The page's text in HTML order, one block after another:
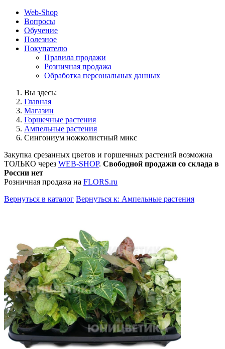
Web-Shop
Вопросы
Обучение
Полезное
Покупателю
Правила продажи
Розничная продажа
Обработка персональных данных
Вы здесь:
Главная
Магазин
Горшечные растения
Ампельные растения
Сингониум ножколистный микс
Закупка срезанных цветов и горшечных растений возможна
ТОЛЬКО через WEB-SHOP. Свободной продажи со склада в
России нет
Розничная продажа на FLORS.ru
Вернуться в каталог Вернуться к: Ампельные растения